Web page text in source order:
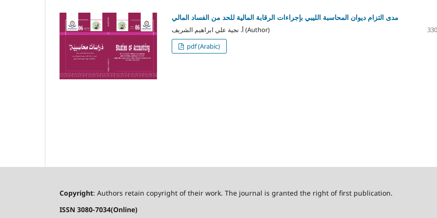
مدى التزام ديوان المحاسبة الليبي بإجراءات الرقابة المالية للحد من الفساد المالي
أ. نجية علي ابراهيم الشريف (Author)
pdf (Arabic)
Copyright: Authors retain copyright of their work. The journal is granted the right of first publication.
ISSN 3080-7034(Online)